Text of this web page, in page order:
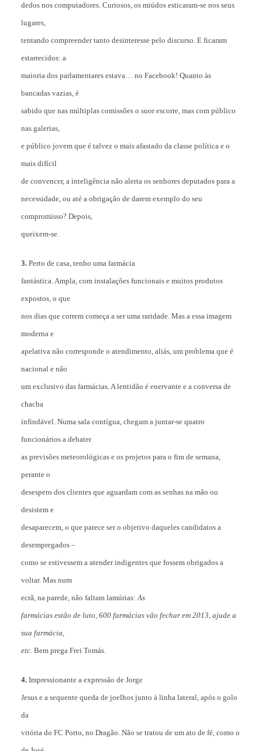
dedos nos computadores. Curiosos, os miúdos esticaram-se nos seus
lugares,
tentando compreender tanto desinteresse pelo discurso. E ficaram
estarrecidos: a
maioria dos parlamentares estava… no Facebook! Quanto às
bancadas vazias, é
sabido que nas múltiplas comissões o suor escorre, mas com público
nas galerias,
e público jovem que é talvez o mais afastado da classe política e o
mais difícil
de convencer, a inteligência não alerta os senhores deputados para a
necessidade, ou até a obrigação de darem exemplo do seu
compromisso? Depois,
queixem-se.
3. Perto de casa, tenho uma farmácia
fantástica. Ampla, com instalações funcionais e muitos produtos
expostos, o que
nos dias que correm começa a ser uma raridade. Mas a essa imagem
moderna e
apelativa não corresponde o atendimento, aliás, um problema que é
nacional e não
um exclusivo das farmácias. A lentidão é enervante e a conversa de
chacha
infindável. Numa sala contígua, chegam a juntar-se quatro
funcionários a debater
as previsões meteorológicas e os projetos para o fim de semana,
perante o
desespero dos clientes que aguardam com as senhas na mão ou
desistem e
desaparecem, o que parece ser o objetivo daqueles candidatos a
desempregados –
como se estivessem a atender indigentes que fossem obrigados a
voltar. Mas num
ecrã, na parede, não faltam lamúrias:As
farmácias estão de luto, 600 farmácias vão fechar em 2013, ajude a
sua farmácia,
etc. Bem prega Frei Tomás.
4. Impressionante a expressão de Jorge
Jesus e a sequente queda de joelhos junto à linha lateral, após o golo
da
vitória do FC Porto, no Dragão. Não se tratou de um ato de fé, como o